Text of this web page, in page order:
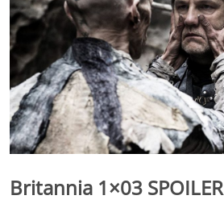
Britannia 1×03 SPOILER